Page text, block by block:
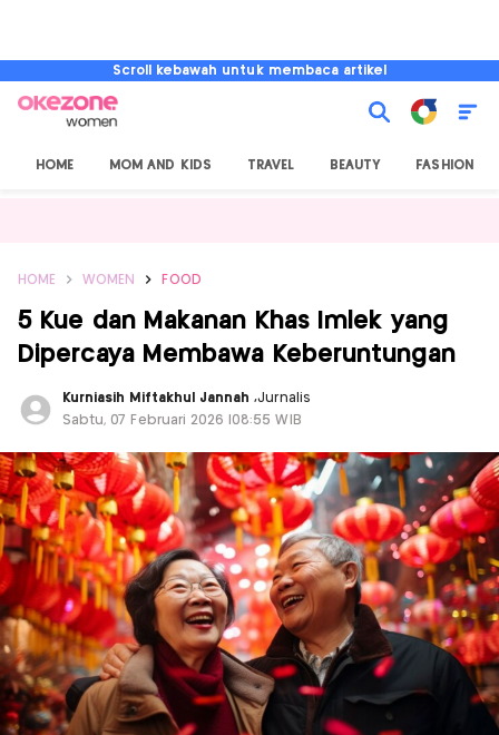
Scroll kebawah untuk membaca artikel
HOME MOM AND KIDS TRAVEL BEAUTY FASHION
HOME WOMEN FOOD
5 Kue dan Makanan Khas Imlek yang
Dipercaya Membawa Keberuntungan
Kurniasih Miftakhul Jannah,Jurnalis
Sabtu, 07 Februari 2026 |08:55 WIB